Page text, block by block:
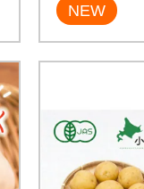
NEW